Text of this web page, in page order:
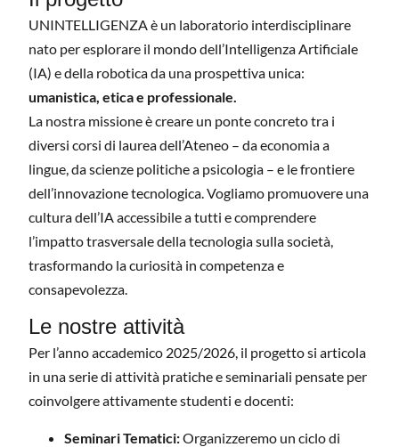
UNINTELLIGENZA è un laboratorio interdisciplinare
nato per esplorare il mondo dell’Intelligenza Artificiale
(IA) e della robotica da una prospettiva unica:
umanistica, etica e professionale.
La nostra missione è creare un ponte concreto tra i
diversi corsi di laurea dell’Ateneo – da economia a
lingue, da scienze politiche a psicologia – e le frontiere
dell’innovazione tecnologica. Vogliamo promuovere una
cultura dell’IA accessibile a tutti e comprendere
l’impatto trasversale della tecnologia sulla società,
trasformando la curiosità in competenza e
consapevolezza.
Le nostre attività
Per l’anno accademico 2025/2026, il progetto si articola
in una serie di attività pratiche e seminariali pensate per
coinvolgere attivamente studenti e docenti:
Seminari Tematici:Organizzeremo un ciclo di